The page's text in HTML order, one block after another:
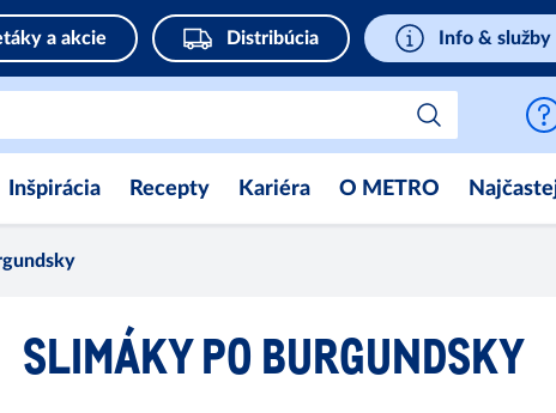
a akcie Distribúcia Info & služby
Inšpirácia Recepty Kariéra O METRO
SLIMÁKY PO BURGUNDSKY